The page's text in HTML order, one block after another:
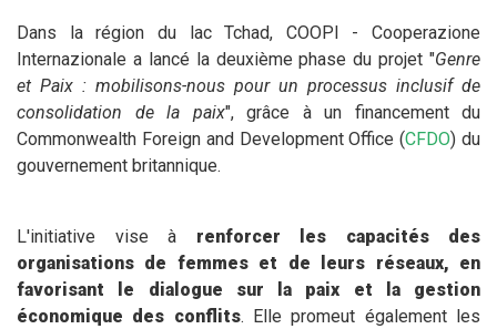
Dans la région du lac Tchad, COOPI - Cooperazione
Internazionale a lancé la deuxième phase du projet "Genre
et Paix : mobilisons-nous pour un processus inclusif de
consolidation de la paix", grâce à un financement du
Commonwealth Foreign and Development Office (CFDO) du
gouvernement britannique.
L'initiative vise à renforcer les capacités des
organisations de femmes et de leurs réseaux, en
favorisant le dialogue sur la paix et la gestion
économique des conflits. Elle promeut également les